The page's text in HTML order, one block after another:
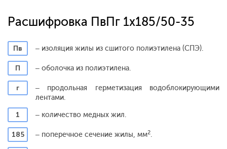
Расшифровка ПвПг 1x185/50-35
Пв – изоляция жилы из сшитого полиэтилена (СПЭ).
П – оболочка из полиэтилена.
г
– продольная герметизация водоблокирующими
лентами.
1
– количество медных жил.
185 – поперечное сечение жилы, мм2.